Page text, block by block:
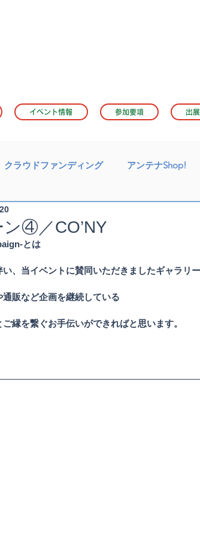
イベント情報 参加要項 出
クラウドファンディング アンテナShop!
④／CO’NY
とは
、当イベントに賛同いただきましたギャラリ
販など企画を継続している
縁を繋ぐお手伝いができればと思います。